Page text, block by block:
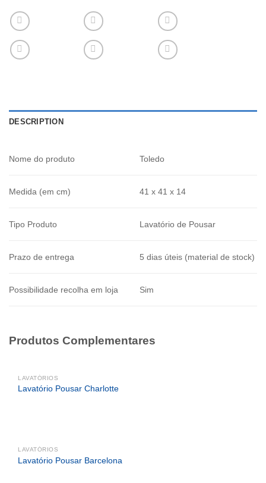
DESCRIPTION
Nome do produto Toledo
Medida (em cm) 41 x 41 x 14
Tipo Produto Lavatório de Pousar
Prazo de entrega 5 dias úteis (material de stock)
Possibilidade recolha em loja Sim
Produtos Complementares
LAVATÓRIOS
Lavatório Pousar Charlotte
LAVATÓRIOS
Lavatório Pousar Barcelona